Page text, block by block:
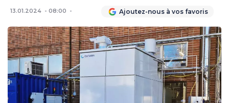
13.01.2024 08:00 Ajoutez-nous à vos favoris